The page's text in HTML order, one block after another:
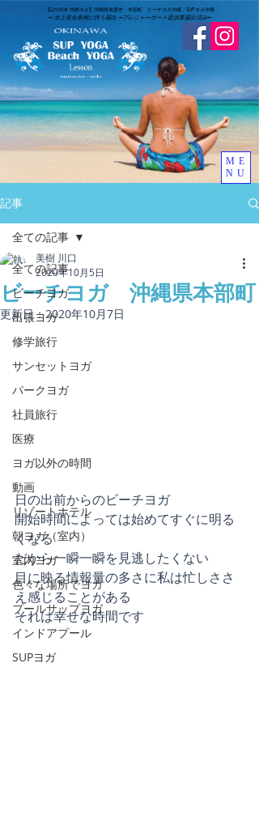
​【LinoKai 沖縄ヨガ】沖縄県名護市・本部町 ビーチヨガ沖縄・SUPヨガ沖縄
➖ 水上安全条例に伴う届出 ➖​プレジャーボート提供業届出済み➖
ME
NU
記事
全ての記事
ビーチヨガ
出張ヨガ
修学旅行
サンセットヨガ
パークヨガ
社員旅行
医療
ヨガ以外の時間
動画
リゾートホテル
朝ヨガ（室内）
室内ヨガ
色々な場所でヨガ
プールサップヨガ
インドアプール
SUPヨガ
全ての記事
ビーチヨガ 沖縄県本部町
美樹 川口
2020年10月5日
更新日：2020年10月7日
日の出前からのビーチヨガ
開始時間によっては始めてすぐに明る
くなる
だから一瞬一瞬を見逃したくない
目に映る情報量の多さに私は忙しささ
え感じることがある
それは幸せな時間です